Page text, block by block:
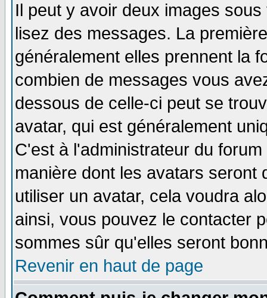
Il peut y avoir deux images
lisez des messages. La
généralement elles prennent la
combien de messages vous
dessous de celle-ci peut se
avatar, qui est généralement
C'est à l'administrateur du
manière dont les avatars seront
utiliser un avatar, cela voudra
ainsi, vous pouvez le contacter
sommes sûr qu'elles seront
Revenir en haut de page